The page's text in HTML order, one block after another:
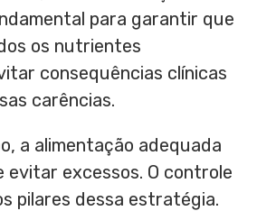
para garantir que
os nutrientes
consequências clínicas
carências.
a alimentação adequada
evitar excessos. O controle
pilares dessa estratégia.